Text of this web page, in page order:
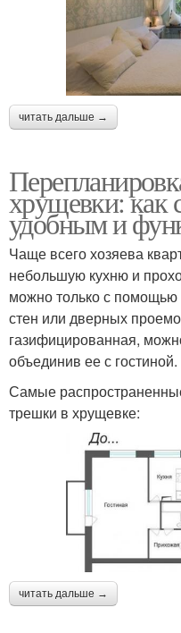
читать дальше →
хрущевки: как
удобным и
Чаще всего хозяева
небольшую кухню и
можно только с
стен или дверных
газифицированная,
объединив ее с гостиной.
Самые
трешки в хрущевке:
читать дальше →